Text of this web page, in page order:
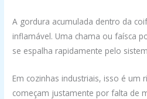
A gordura acumulada dentro da
inflamável. Uma chama ou faísca
se espalha rapidamente pelo
Em cozinhas industriais, isso é um
começam justamente por falta de